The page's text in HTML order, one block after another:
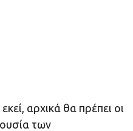
αρχικά θα πρέπει οι
των